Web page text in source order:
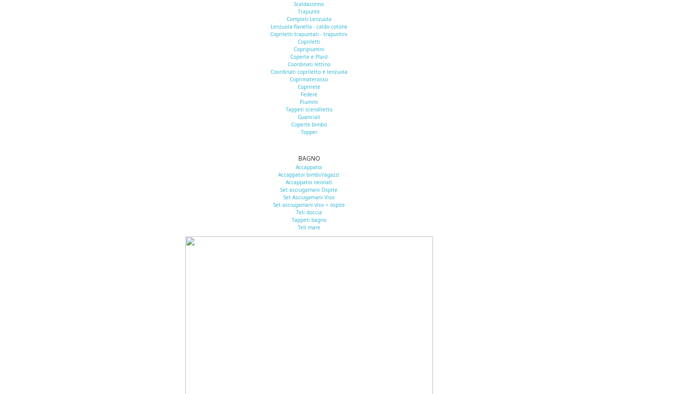
Scaldasonno
Trapunte
Completi Lenzuola
Lenzuola flanella - caldo cotone
Copriletti trapuntati - trapuntini
Copriletti
Copripiumini
Coperte e Plaid
Coordinati lettino
Coordinati copriletto e lenzuola
Coprimaterasso
Coprirete
Federe
Piumini
Tappeti scendiletto
Guanciali
Coperte bimbo
Topper
BAGNO
Accappatoi
Accappatoi bimbi/ragazzi
Accappatoi neonati
Set asciugamani Ospite
Set Asciugamani Viso
Set asciugamani viso + ospite
Teli doccia
Tappeti bagno
Teli mare